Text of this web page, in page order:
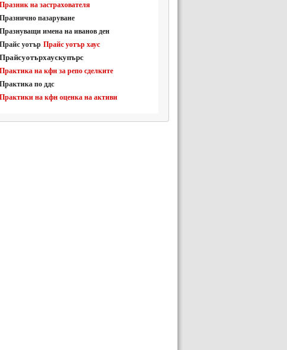
Празник на застрахователя
Празнично пазаруване
Празнуващи имена на иванов ден
Прайс уотър Прайс уотър хаус
Прайсуотърхаускупърс
Практика на кфн за репо сделките
Практика по ддс
Практики на кфн оценка на активи